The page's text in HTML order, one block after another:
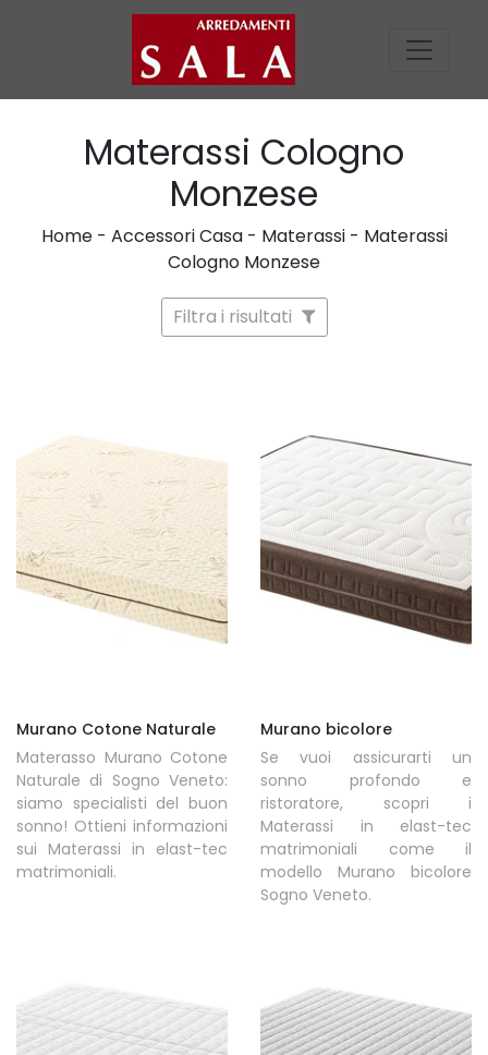
Materassi Cologno
Monzese
Home- Accessori Casa- Materassi- Materassi
Cologno Monzese
Filtra i risultati
Murano Cotone Naturale
Materasso Murano Cotone
Naturale di Sogno Veneto:
siamo specialisti del buon
sonno! Ottieni informazioni
sui Materassi in elast-tec
matrimoniali.
Murano bicolore
Se vuoi assicurarti un
sonno profondo e
ristoratore, scopri i
Materassi in elast-tec
matrimoniali come il
modello Murano bicolore
Sogno Veneto.